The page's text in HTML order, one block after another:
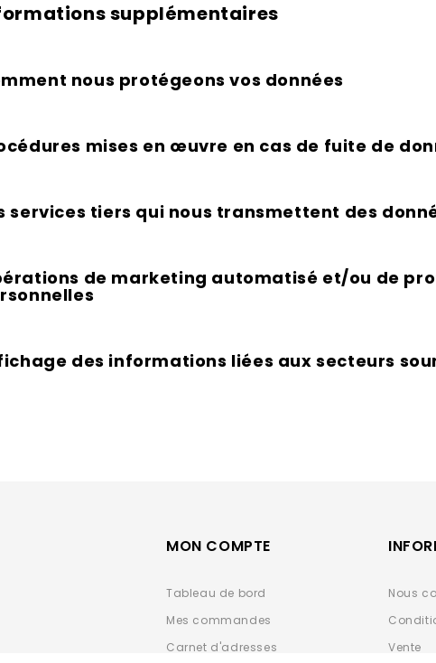
supplémentaires
nous protégeons vos données
mises en œuvre en cas de fuite de
services tiers qui nous transmettent des
de marketing automatisé et/ou de
des informations liées aux secteurs
MON COMPTE
Tableau de bord
Mes commandes
Carnet d'adresses
Nous
Vente